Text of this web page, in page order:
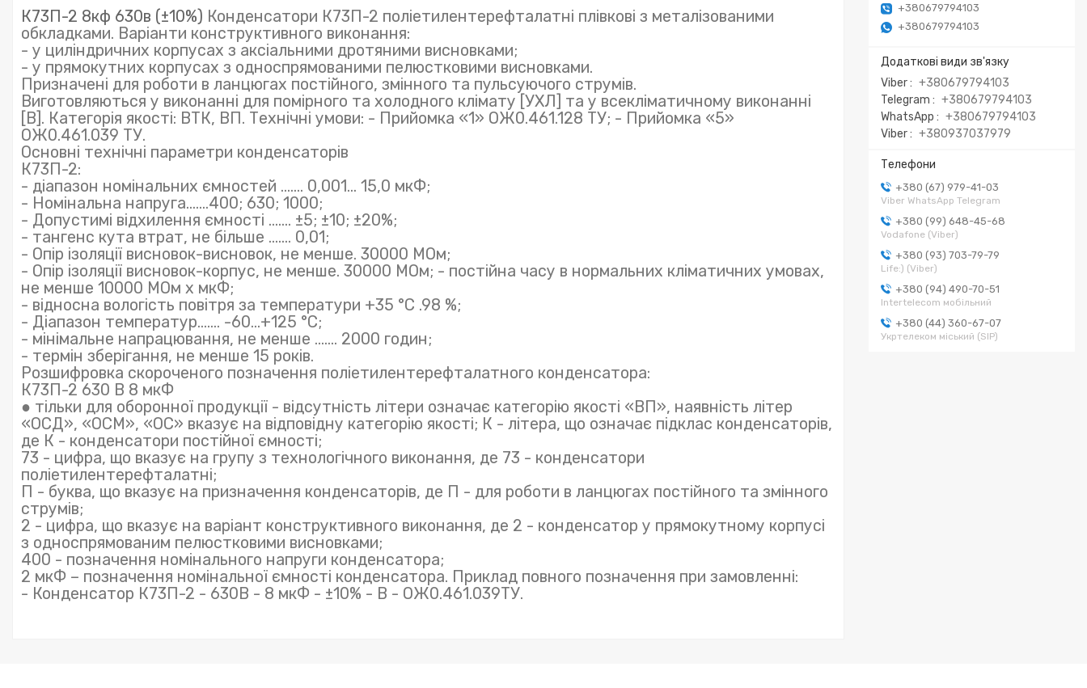
+380679794103
+380679794103
Viber
+380679794103
Telegram
+380679794103
WhatsApp
+380679794103
Viber
+380937037979
+380 (67) 979-41-03
Viber WhatsApp Telegram
+380 (99) 648-45-68
Vodafone (Viber)
+380 (93) 703-79-79
Life:) (Viber)
+380 (94) 490-70-51
Intertelecom мобільний
+380 (44) 360-67-07
Укртелеком міський (SIP)
К73П-2 8кф 630в (±10%) Конденсатори К73П-2 поліетилентерефталатні плівкові з металізованими
обкладками. Варіанти конструктивного виконання:
- у циліндричних корпусах з аксіальними дротяними висновками;
- у прямокутних корпусах з односпрямованими пелюстковими висновками.
Призначені для роботи в ланцюгах постійного, змінного та пульсуючого струмів.
Виготовляються у виконанні для помірного та холодного клімату [УХЛ] та у всекліматичному виконанні
[В]. Категорія якості: ВТК, ВП. Технічні умови: - Прийомка «1» ОЖ0.461.128 ТУ; - Прийомка «5»
ОЖ0.461.039 ТУ.
Основні технічні параметри конденсаторів
К73П-2:
- діапазон номінальних ємностей ....... 0,001... 15,0 мкФ;
- Номінальна напруга.......400; 630; 1000;
- Допустимі відхилення ємності ....... ±5; ±10; ±20%;
- тангенс кута втрат, не більше ....... 0,01;
- Опір ізоляції висновок-висновок, не менше. 30000 МОм;
- Опір ізоляції висновок-корпус, не менше. 30000 МОм; - постійна часу в нормальних кліматичних умовах,
не менше 10000 МОм х мкФ;
- відносна вологість повітря за температури +35 °C .98 %;
- Діапазон температур....... -60...+125 °С;
- мінімальне напрацювання, не менше ....... 2000 годин;
- термін зберігання, не менше 15 років.
Розшифровка скороченого позначення поліетилентерефталатного конденсатора:
К73П-2 630 В 8 мкФ
● тільки для оборонної продукції - відсутність літери означає категорію якості «ВП», наявність літер
«ОСД», «ОСМ», «ОС» вказує на відповідну категорію якості; К - літера, що означає підклас конденсаторів,
де К - конденсатори постійної ємності;
73 - цифра, що вказує на групу з технологічного виконання, де 73 - конденсатори
поліетилентерефталатні;
П - буква, що вказує на призначення конденсаторів, де П - для роботи в ланцюгах постійного та змінного
струмів;
2 - цифра, що вказує на варіант конструктивного виконання, де 2 - конденсатор у прямокутному корпусі
з односпрямованим пелюстковими висновками;
400 - позначення номінального напруги конденсатора;
2 мкФ – позначення номінальної ємності конденсатора. Приклад повного позначення при замовленні:
- Конденсатор К73П-2 - 630В - 8 мкФ - ±10% - В - ОЖ0.461.039ТУ.